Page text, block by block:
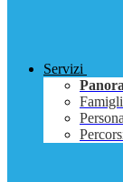
Servizi